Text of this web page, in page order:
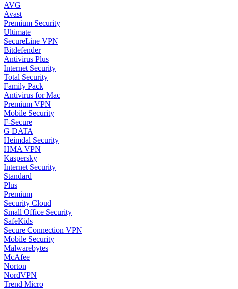
AVG
Avast
Premium Security
Ultimate
SecureLine VPN
Bitdefender
Antivirus Plus
Internet Security
Total Security
Family Pack
Antivirus for Mac
Premium VPN
Mobile Security
F-Secure
G DATA
Heimdal Security
HMA VPN
Kaspersky
Internet Security
Standard
Plus
Premium
Security Cloud
Small Office Security
SafeKids
Secure Connection VPN
Mobile Security
Malwarebytes
McAfee
Norton
NordVPN
Trend Micro